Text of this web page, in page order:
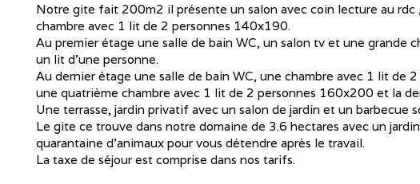
Notre gite fait 200m2 il présente un salon avec coin lecture au rdc
chambre avec 1 lit de 2 personnes 140x190.
Au premier étage une salle de bain WC, un salon tv et une
un lit d'une personne.
Au dernier étage une salle de bain WC, une chambre avec 1 lit de
une quatrième chambre avec 1 lit de 2 personnes 160x200 et la
Une terrasse, jardin privatif avec un salon de jardin et un barbecue
Le gite ce trouve dans notre domaine de 3.6 hectares avec un
quarantaine d'animaux pour vous détendre après le travail.
La taxe de séjour est comprise dans nos tarifs.